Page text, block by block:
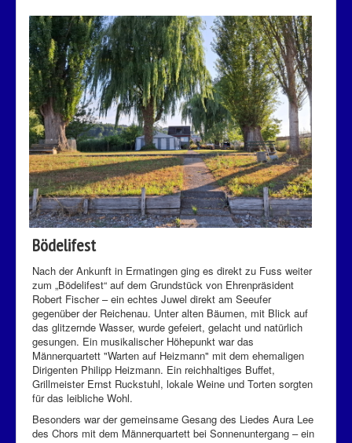
Bödelifest
Nach der Ankunft in Ermatingen ging es direkt zu Fuss weiter
zum „Bödelifest“ auf dem Grundstück von Ehrenpräsident
Robert Fischer – ein echtes Juwel direkt am Seeufer
gegenüber der Reichenau. Unter alten Bäumen, mit Blick auf
das glitzernde Wasser, wurde gefeiert, gelacht und natürlich
gesungen. Ein musikalischer Höhepunkt war das
Männerquartett "Warten auf Heizmann" mit dem ehemaligen
Dirigenten Philipp Heizmann. Ein reichhaltiges Buffet,
Grillmeister Ernst Ruckstuhl, lokale Weine und Torten sorgten
für das leibliche Wohl.
Besonders war der gemeinsame Gesang des Liedes Aura Lee
des Chors mit dem Männerquartett bei Sonnenuntergang – ein